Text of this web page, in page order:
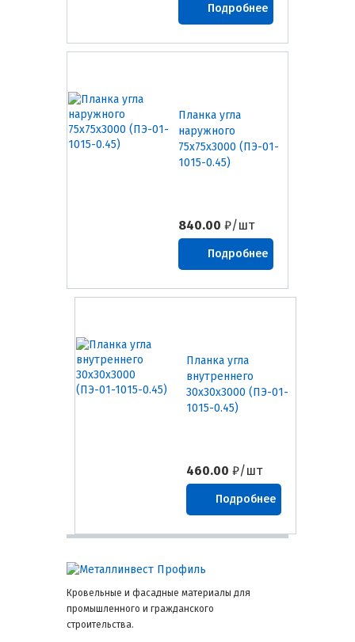
Подробнее
Планка угла
наружного
75х75х3000 (ПЭ-01-
1015-0.45)
840.00 ₽/шт
Подробнее
Планка угла
внутреннего
30х30х3000 (ПЭ-01-
1015-0.45)
460.00 ₽/шт
Подробнее
Кровельные и фасадные материалы для
промышленного и гражданского
строительства.